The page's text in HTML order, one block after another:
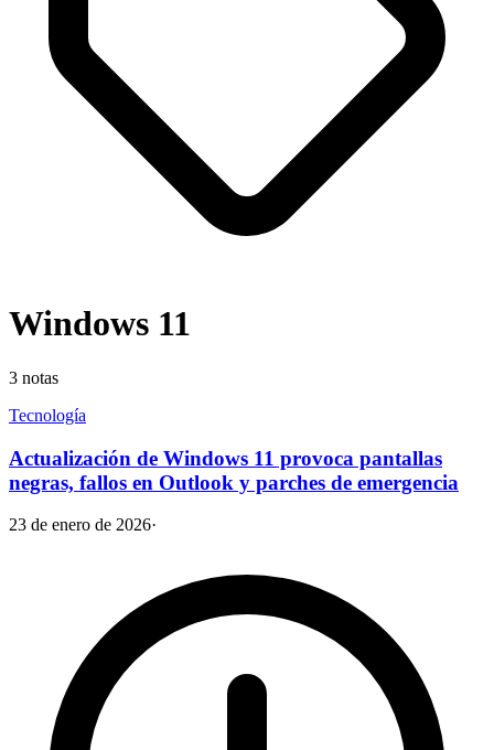
Windows 11
3 notas
Tecnología
Actualización de Windows 11 provoca pantallas
negras, fallos en Outlook y parches de emergencia
23 de enero de 2026·